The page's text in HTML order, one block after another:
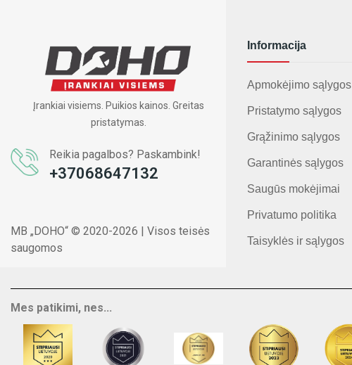
Įrankiai visiems. Puikios kainos. Greitas
pristatymas.
Reikia pagalbos? Paskambink!
+37068647132
MB „DOHO“ © 2020-2026 | Visos teisės
saugomos
Informacija
Apmokėjimo sąlygos
Pristatymo sąlygos
Grąžinimo sąlygos
Garantinės sąlygos
Saugūs mokėjimai
Privatumo politika
Taisyklės ir sąlygos
Mes patikimi, nes...